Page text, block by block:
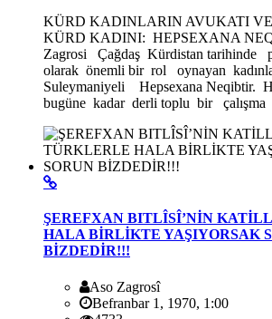
KÜRD KADINLARIN AVUKATI
KÜRD KADINI: HEPSEXANA
Zagrosi Çağdaş Kürdistan tarihinde
olarak önemli bir rol oynayan
Suleymaniyeli Hepsexana Neqibtir.
bugüne kadar derli toplu bir çalışma
ŞEREFXAN BITLÎSÎ’NİN
HALA BİRLİKTE YAŞIYORSAK
BİZDEDİR!!!
Aso Zagrosî
Befranbar 1, 1970, 1:00